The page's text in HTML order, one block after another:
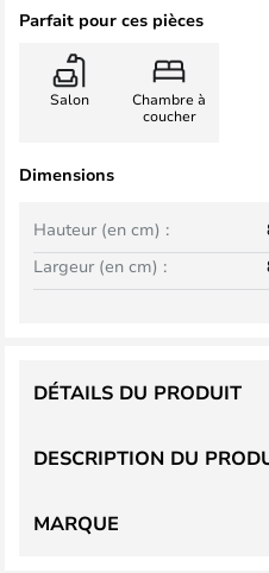
Parfait pour ces pièces
Salon
Chambre à
coucher
Dimensions
Largeur (en cm) :
Hauteur (en cm) :
DESCRIPTION DU
DÉTAILS DU PRODUIT
MARQUE